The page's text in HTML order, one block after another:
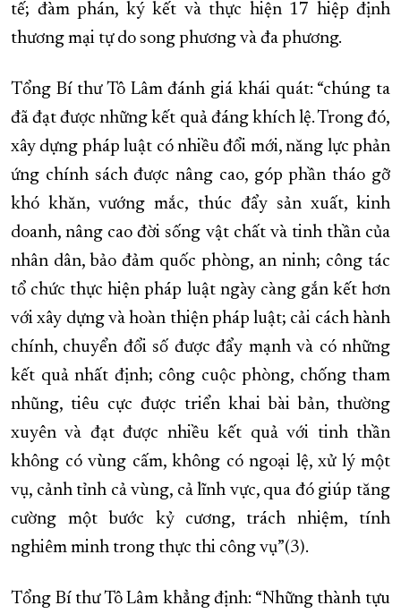
tế; đàm phán, ký kết và thực hiện 17 hiệp định
thương mại tự do song phương và đa phương.
Tổng Bí thư Tô Lâm đánh giá khái quát: “chúng ta
đã đạt được những kết quả đáng khích lệ. Trong đó,
xây dựng pháp luật có nhiều đổi mới, năng lực phản
ứng chính sách được nâng cao, góp phần tháo gỡ
khó khăn, vướng mắc, thúc đẩy sản xuất, kinh
doanh, nâng cao đời sống vật chất và tinh thần của
nhân dân, bảo đảm quốc phòng, an ninh; công tác
tổ chức thực hiện pháp luật ngày càng gắn kết hơn
với xây dựng và hoàn thiện pháp luật; cải cách hành
chính, chuyển đổi số được đẩy mạnh và có những
kết quả nhất định; công cuộc phòng, chống tham
nhũng, tiêu cực được triển khai bài bản, thường
xuyên và đạt được nhiều kết quả với tinh thần
không có vùng cấm, không có ngoại lệ, xử lý một
vụ, cảnh tỉnh cả vùng, cả lĩnh vực, qua đó giúp tăng
cường một bước kỷ cương, trách nhiệm, tính
nghiêm minh trong thực thi công vụ”(3).
Tổng Bí thư Tô Lâm khẳng định: “Những thành tựu